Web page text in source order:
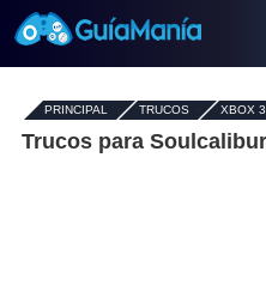
PRINCIPAL - TRUCOS- XBOX
Trucos para